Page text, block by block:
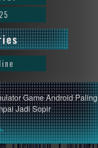
Game Android Paling
Jadi Sopir